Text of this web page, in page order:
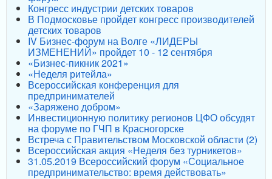
Конгресс индустрии детских товаров
В Подмосковье пройдет конгресс производителей
детских товаров
IV Бизнес-форум на Волге «ЛИДЕРЫ
ИЗМЕНЕНИЙ» пройдет 10 - 12 сентября
«Бизнес-пикник 2021»
«Неделя ритейла»
Всероссийская конференция для
предпринимателей
«Заряжено добром»
Инвестиционную политику регионов ЦФО обсудят
на форуме по ГЧП в Красногорске
Встреча с Правительством Московской области (2)
Всероссийская акция «Неделя без турникетов»
31.05.2019 Всероссийский форум «Социальное
предпринимательство: время действовать»